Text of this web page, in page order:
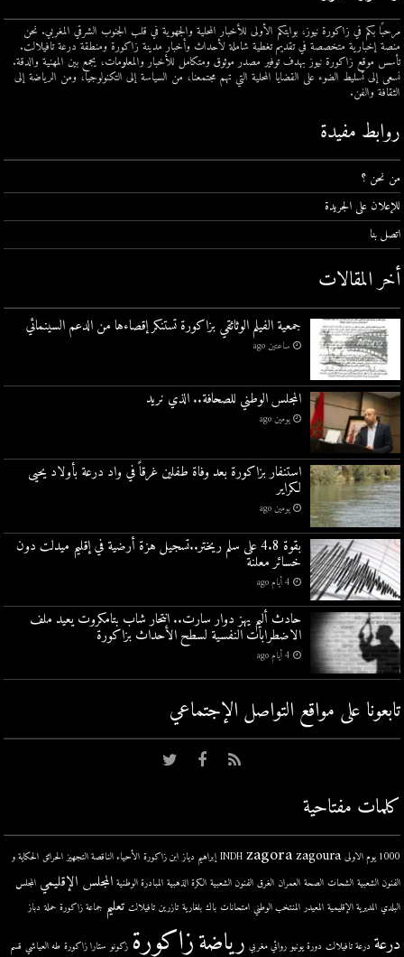
مرحبًا بكم في زاكورة نيوز، بوابتكم الأولى للأخبار المحلية والجهوية في قلب الجنوب الشرقي المغربي. نحن
منصة إخبارية متخصصة في تقديم تغطية شاملة لأحداث وأخبار مدينة زاكورة ومنطقة درعة تافيلالت.
تأسس موقع زاكورة نيوز بهدف توفير مصدر موثوق ومتكامل للأخبار والمعلومات، يجمع بين المهنية والدقة.
نسعى إلى تسليط الضوء على القضايا المحلية التي تهم مجتمعنا، من السياسة إلى التكنولوجيا، ومن الرياضة إلى
الثقافة والفن.
روابط مفيدة
من نحن ؟
للإعلان على الجريدة
اتصل بنا
أخر المقالات
جمعية الفيلم الوثائقي بزاكورة تستنكر إقصاءها من الدعم السينمائي
ساعتين ago
المجلس الوطني للصحافة.. الذي نريد
يومين ago
استنفار بزاكورة بعد وفاة طفلين غرقاً في واد درعة بأولاد يحيى
لكراير
يومين ago
بقوة 4.8 على سلم ريختر..تسجيل هزة أرضية في إقليم ميدلت دون
خسائر معلنة
4 أيام ago
حادث أليم يهز دوار سارت.. انتحار شاب بتامكروت يعيد ملف
الاضطرابات النفسية لسطح الأحداث بزاكورة
4 أيام ago
تابعونا على مواقع التواصل اﻹجتماعي
كلمات مفتاحية
1000 يوم الاولى INDH zagora zagoura إبراهيم دياز ابن زاكورة الأحياء الناقصة التجهيز الحرائق الحكاية و
الفنون الشعبية الشحات الصحة العمران الغرق الفنون الشعبية الكرة الذهبية المبادرة الوطنية المجلس الإقليمي المجلس
البلدي المديرية الإقليمية المعيدر المنتخب الوطني امتحانات باك بلغارية تازرين تافيلالت تعليم جماعة زاكورة حملة دباز
درعة درعة تافيلالت دورة يونيو روائي مغربي رياضةزاكورة زكونو ستارا زاكورة طه العياشي قسم